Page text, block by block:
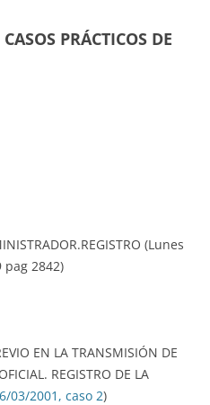
PRÁCTICOS DE
(Lunes
pag 2842)
EN LA TRANSMISIÓN DE
REGISTRO DE LA
03/2001, caso 2)